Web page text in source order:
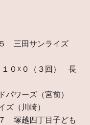
三田サンライズ
０☓０（３回） 長
ワーズ（宮前）
（川崎）
塚越四丁目子ども